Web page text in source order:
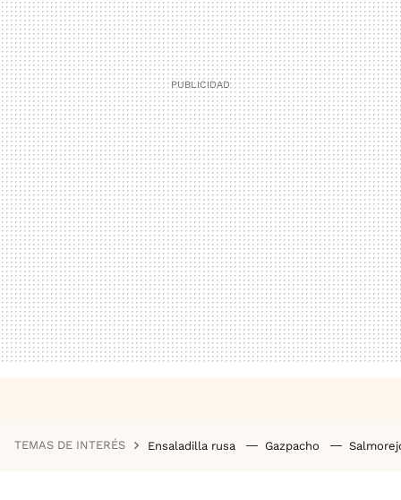
TEMAS DE INTERÉS Ensaladilla rusa Gazpacho